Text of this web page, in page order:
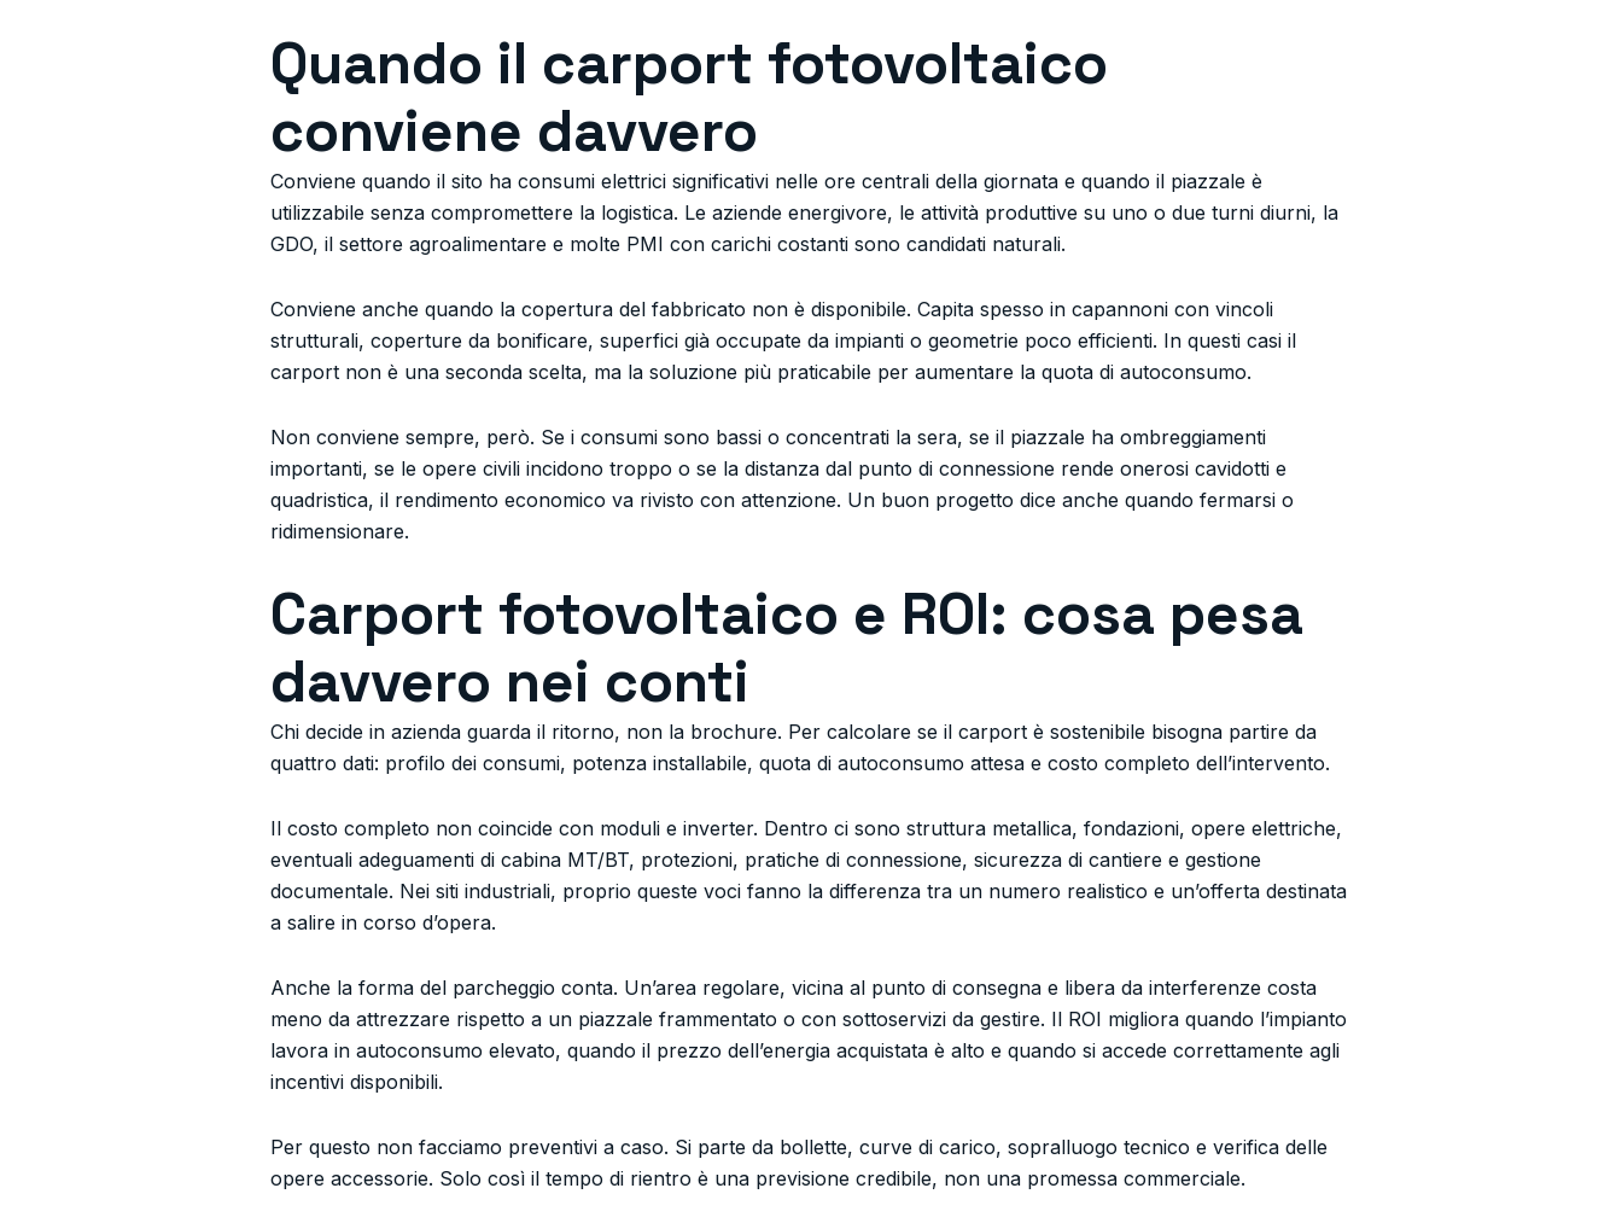
Quando il carport fotovoltaico
conviene davvero
Conviene quando il sito ha consumi elettrici significativi nelle ore centrali della giornata e quando il piazzale è
utilizzabile senza compromettere la logistica. Le aziende energivore, le attività produttive su uno o due turni diurni, la
GDO, il settore agroalimentare e molte PMI con carichi costanti sono candidati naturali.
Conviene anche quando la copertura del fabbricato non è disponibile. Capita spesso in capannoni con vincoli
strutturali, coperture da bonificare, superfici già occupate da impianti o geometrie poco efficienti. In questi casi il
carport non è una seconda scelta, ma la soluzione più praticabile per aumentare la quota di autoconsumo.
Non conviene sempre, però. Se i consumi sono bassi o concentrati la sera, se il piazzale ha ombreggiamenti
importanti, se le opere civili incidono troppo o se la distanza dal punto di connessione rende onerosi cavidotti e
quadristica, il rendimento economico va rivisto con attenzione. Un buon progetto dice anche quando fermarsi o
ridimensionare.
Carport fotovoltaico e ROI: cosa pesa
davvero nei conti
Chi decide in azienda guarda il ritorno, non la brochure. Per calcolare se il carport è sostenibile bisogna partire da
quattro dati: profilo dei consumi, potenza installabile, quota di autoconsumo attesa e costo completo dell’intervento.
Il costo completo non coincide con moduli e inverter. Dentro ci sono struttura metallica, fondazioni, opere elettriche,
eventuali adeguamenti di cabina MT/BT, protezioni, pratiche di connessione, sicurezza di cantiere e gestione
documentale. Nei siti industriali, proprio queste voci fanno la differenza tra un numero realistico e un’offerta destinata
a salire in corso d’opera.
Anche la forma del parcheggio conta. Un’area regolare, vicina al punto di consegna e libera da interferenze costa
meno da attrezzare rispetto a un piazzale frammentato o con sottoservizi da gestire. Il ROI migliora quando l’impianto
lavora in autoconsumo elevato, quando il prezzo dell’energia acquistata è alto e quando si accede correttamente agli
incentivi disponibili.
Per questo non facciamo preventivi a caso. Si parte da bollette, curve di carico, sopralluogo tecnico e verifica delle
opere accessorie. Solo così il tempo di rientro è una previsione credibile, non una promessa commerciale.